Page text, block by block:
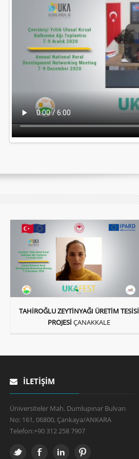
TAHİROĞLU ZEYTİNYAĞI ÜRETİM TESİSİ
PROJESİ ÇANAKKALE
İLETIŞIM
Üniversiteler Mah. Dumlupınar Bulvarı
No: 161, 06800, Çankaya/ANKARA
Telefon:+90 312 258 7907